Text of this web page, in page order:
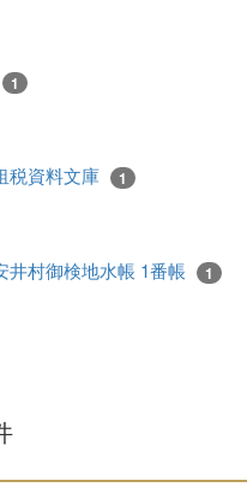
1
税資料文庫 1
井村御検地水帳 1番帳 1